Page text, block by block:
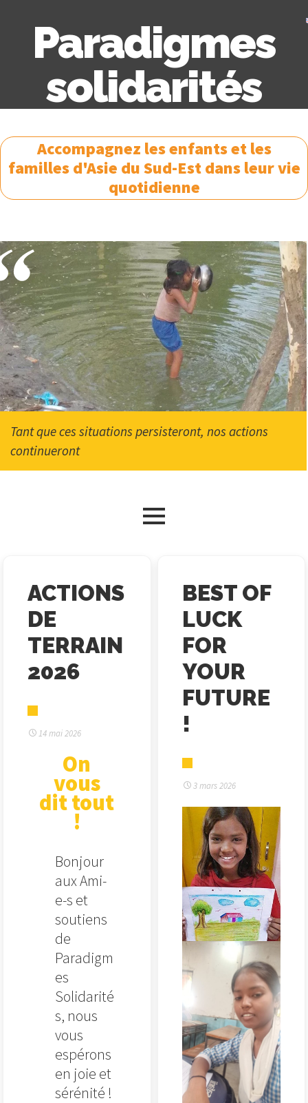
Paradigmes
solidarités
Accompagnez les enfants et les
familles d'Asie du Sud-Est dans leur vie
quotidienne
Tant que ces situations persisteront, nos actions
continueront
ACTIONS
DE
TERRAIN
2026
14 mai 2026
On
vous
dit tout
!
Bonjour
aux Ami-
e-s et
soutiens
de
Paradigm
es
Solidarité
s, nous
vous
espérons
en joie et
sérénité !
BEST OF
LUCK
FOR
YOUR
FUTURE
!
3 mars 2026